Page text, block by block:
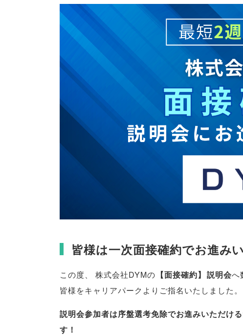
皆様は一次面接確約でお進み
この度、 株式会社DYMの 【面接確約】 説明会へ
皆様をキャリアパークよりご指名いたしました。
説明会参加者は序盤選考免除でお進みいただけ
す！